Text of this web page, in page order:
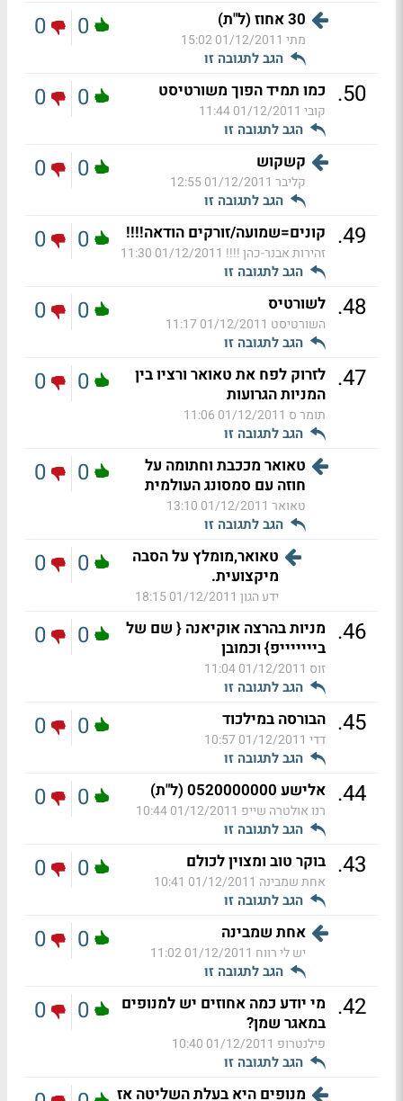
30 אחוז (ל"ת)
מתי 01/12/2011 15:02
הגב לתגובה זו
0
0
50
. כמו תמיד הפוך משורטיסט
קובי 01/12/2011 11:44
הגב לתגובה זו
0
0
קשקוש
קליבר 01/12/2011 12:55
הגב לתגובה זו
0
0
49
. קונים=שמועה/זורקים הודאה!!!!
זהירות אבנר-כהן !!!! 01/12/2011 11:30
הגב לתגובה זו
0
0
48
. לשורטיס
השורטיסט 01/12/2011 11:17
הגב לתגובה זו
0
0
47
.
לזרוק לפח את טאואר ורציו בין
המניות הגרועות
תומר ס 01/12/2011 11:06
הגב לתגובה זו
0
0
טאואר מככבת וחתומה על
חוזה עם סמסונג העולמית
טאואר 01/12/2011 13:10
הגב לתגובה זו
0
0
טאואר,מומלץ על הסבה
מיקצועית.
ידע הגון 01/12/2011 18:15
0
0
46
. מניות בהרצה אוקיאנה { שם של
ביייייייפ} וכמובן
זוס 01/12/2011 11:04
הגב לתגובה זו
0
0
45
. הבורסה במילכוד
דדי 01/12/2011 10:57
הגב לתגובה זו
0
0
44
. אלישע 0520000000 (ל"ת)
רנו אולטרה שייפ 01/12/2011 10:44
הגב לתגובה זו
0
0
43
. בוקר טוב ומצוין לכולם
אחת שמבינה 01/12/2011 10:41
הגב לתגובה זו
0
0
אחת שמבינה
יש לי רווח 01/12/2011 11:02
הגב לתגובה זו
0
0
42
. מי יודע כמה אחוזים יש למנופים
במאגר שמן?
פילנטרופ 01/12/2011 10:40
הגב לתגובה זו
0
0
מנופים היא בעלת השליטה אז